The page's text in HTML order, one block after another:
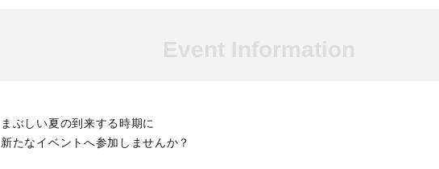
まぶしい夏の到来する時期に
新たなイベントへ参加しませんか？